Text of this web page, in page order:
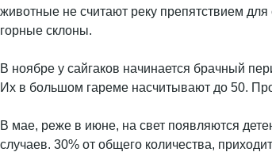
животные не считают реку препятствием
горные склоны.
В ноябре у сайгаков начинается брачный
Их в большом гареме насчитывают до 50.
В мае, реже в июне, на свет появляются
случаев. 30% от общего количества,